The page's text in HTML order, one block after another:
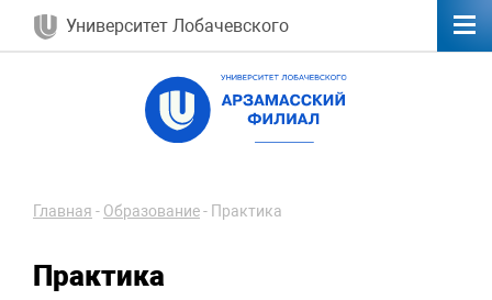
Университет Лобачевского
Главная - Образование- Практика
Практика